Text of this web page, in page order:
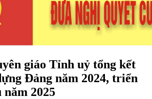
giáo Tỉnh uỷ tổng kết
Đảng năm 2024, triển
2025